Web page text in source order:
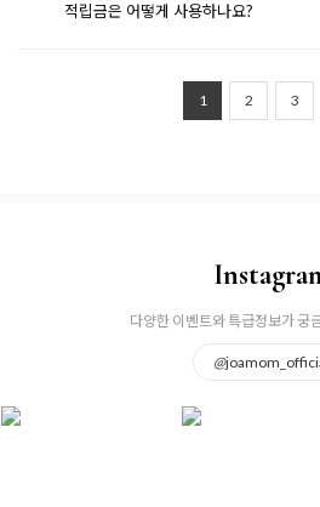
적립금은 어떻게 사용하나요?
1 2 3
다양한 이벤트와 특급정보가 궁
@